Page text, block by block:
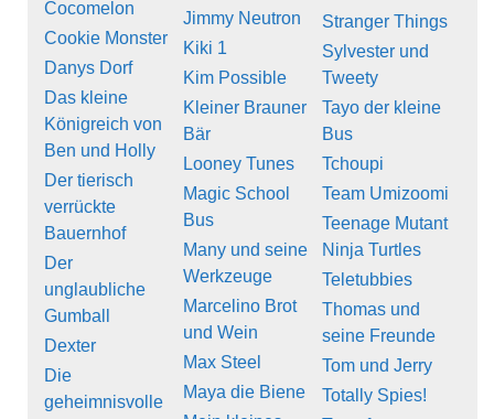
Cocomelon
Cookie Monster
Danys Dorf
Das kleine
Königreich von
Ben und Holly
Der tierisch
verrückte
Bauernhof
Der
unglaubliche
Gumball
Dexter
Die
geheimnisvolle
Jimmy Neutron
Kiki 1
Kim Possible
Kleiner Brauner
Bär
Looney Tunes
Magic School
Bus
Many und seine
Werkzeuge
Marcelino Brot
und Wein
Max Steel
Maya die Biene
Stranger Things
Sylvester und
Tweety
Tayo der kleine
Bus
Tchoupi
Team Umizoomi
Teenage Mutant
Ninja Turtles
Teletubbies
Thomas und
seine Freunde
Tom und Jerry
Totally Spies!